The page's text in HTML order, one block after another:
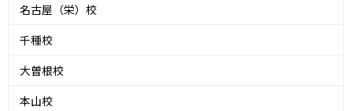
名古屋（栄）校
千種校
大曽根校
本山校